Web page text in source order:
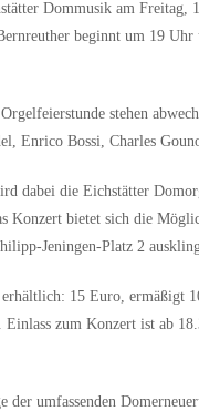
Dommusik am Freitag,
beginnt um 19
stehen
Enrico Bossi, Charles
dabei die Eichstätter
Konzert bietet sich die
Jeningen-Platz 2
15 Euro, ermäßigt
zum Konzert ist ab
umfassenden